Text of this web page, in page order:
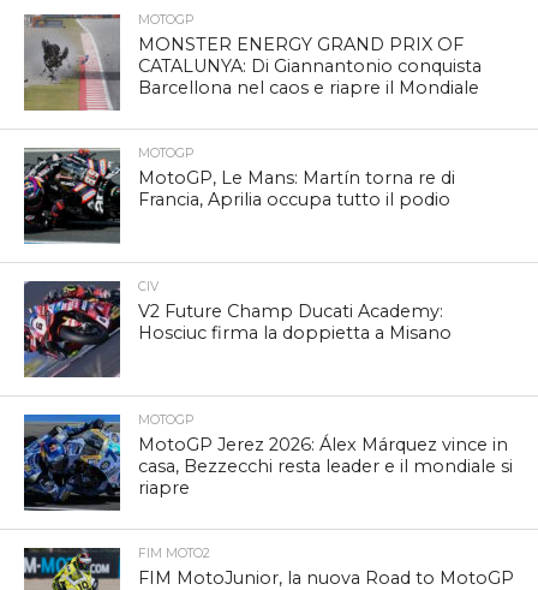
MOTOGP
MONSTER ENERGY GRAND PRIX OF
CATALUNYA: Di Giannantonio conquista
Barcellona nel caos e riapre il Mondiale
MOTOGP
MotoGP, Le Mans: Martín torna re di
Francia, Aprilia occupa tutto il podio
CIV
V2 Future Champ Ducati Academy:
Hosciuc firma la doppietta a Misano
MOTOGP
MotoGP Jerez 2026: Álex Márquez vince in
casa, Bezzecchi resta leader e il mondiale si
riapre
FIM MOTO2
FIM MotoJunior, la nuova Road to MotoGP